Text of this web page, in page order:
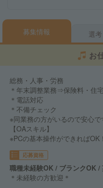
募集情報 選
お
総務・人事・労務
＊年末調整業務⇒保険料・住
＊電話対応
＊不備チェック
※同業務の方がいるので安心で
【OAスキル】
※PCの基本操作ができればOK！
応募資格
職種未経験OK / ブランクOK /
＊未経験の方歓迎＊